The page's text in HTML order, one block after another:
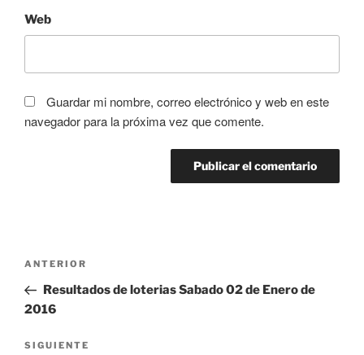
Web
Guardar mi nombre, correo electrónico y web en este
navegador para la próxima vez que comente.
Navegación
entradas
Entrada
anterior:
ANTERIOR
Resultados de loterias Sabado 02 de Enero de
2016
Siguiente
SIGUIENTE